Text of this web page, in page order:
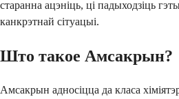
старанна ацэніць, ці падыходзіць
канкрэтнай сітуацыі.
Што такое Амсакрын?
Амсакрын адносіцца да класа